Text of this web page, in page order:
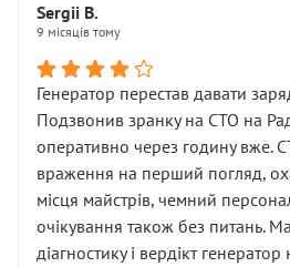
Sergii B.
9 місяців тому
Генератор перестав давати
Подзвонив зранку на СТО на
оперативно через годину вже.
враження на перший погляд,
місця майстрів, чемний
очікування також без питань.
діагностику і вердікт